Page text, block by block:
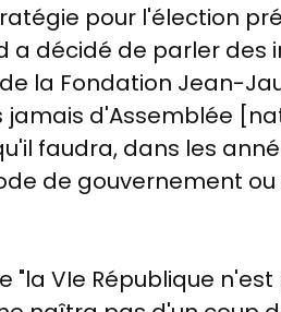
pour l'élection
a décidé de parler des
la Fondation Jean-
jamais d'Assemblée
faudra, dans les
de gouvernement
"la VIe République